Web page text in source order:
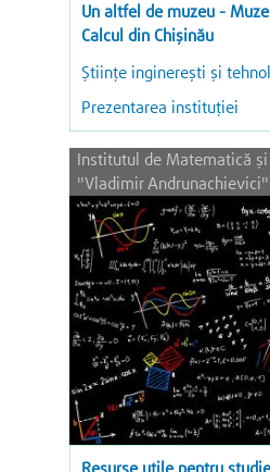
Un altfel de muzeu -
Calcul din Chișinău
Ştiinţe inginereşti şi
Prezentarea instituției
Institutul de Matematică
"Vladimir Andrunachievici"